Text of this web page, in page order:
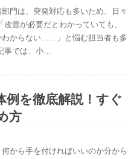
門は、突発対応も多いため、日々
善が必要だとわかっていても、
わからない……」と悩む担当者も多
事では、小…
例を徹底解説！すぐ
方
から手を付ければいいのか分から